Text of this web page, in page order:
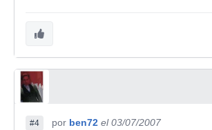
#4 por ben72 el 03/07/2007